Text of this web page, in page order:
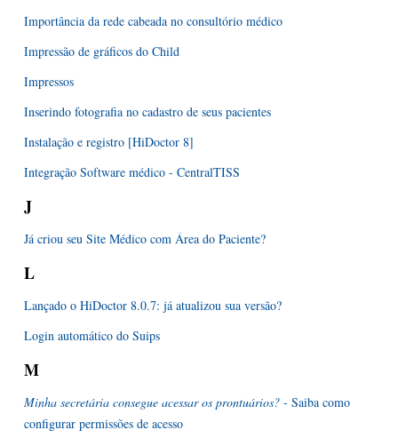
Importância da rede cabeada no consultório médico
Impressão de gráficos do Child
Impressos
Inserindo fotografia no cadastro de seus pacientes
Instalação e registro [HiDoctor 8]
Integração Software médico - CentralTISS
J
Já criou seu Site Médico com Área do Paciente?
L
Lançado o HiDoctor 8.0.7: já atualizou sua versão?
Login automático do Suips
M
Minha secretária consegue acessar os prontuários? - Saiba como
configurar permissões de acesso